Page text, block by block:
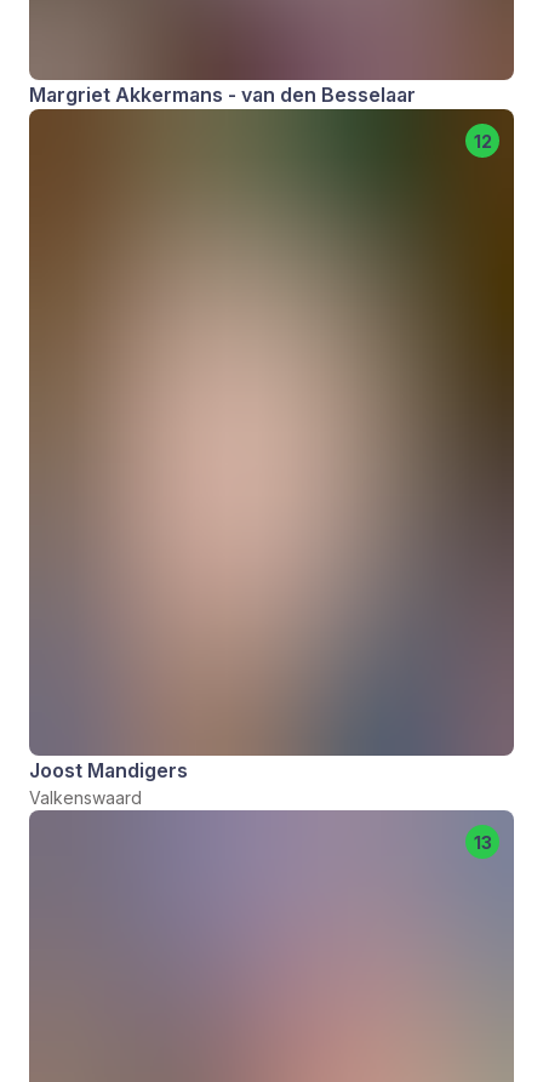
Margriet Akkermans - van den Besselaar
12
Joost Mandigers
Valkenswaard
13